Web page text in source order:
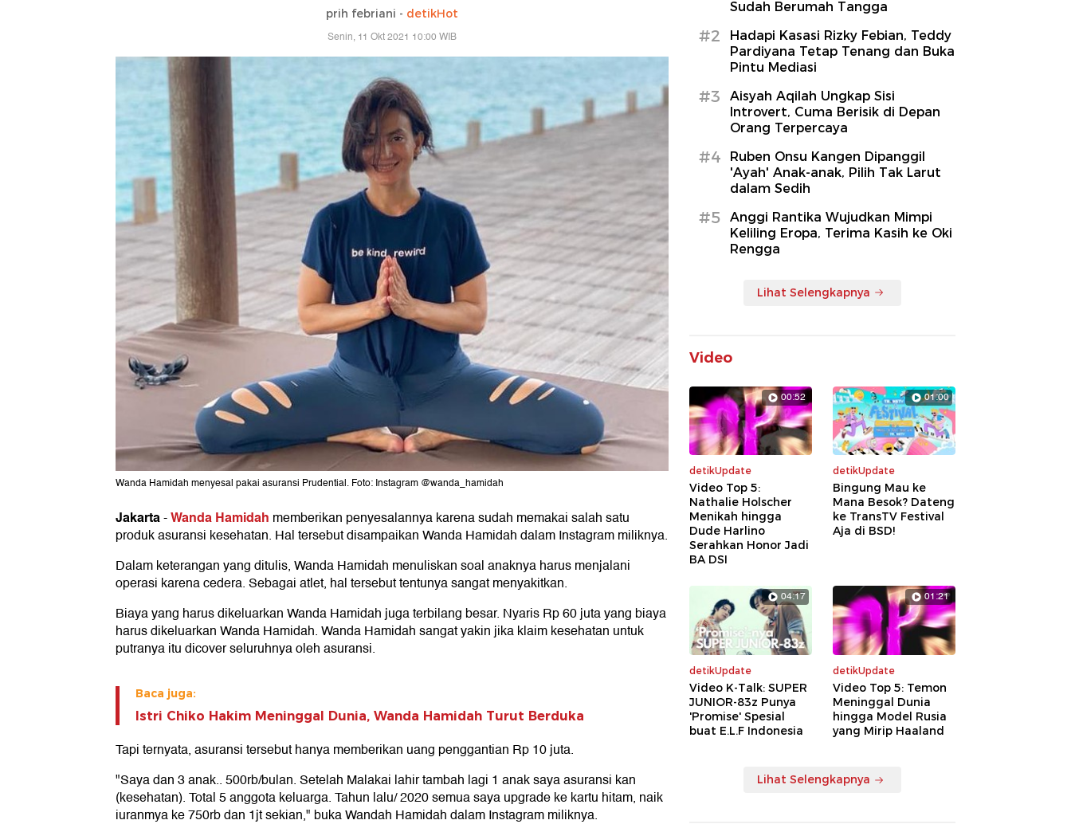
prih febriani - detikHot
Senin, 11 Okt 2021 10:00 WIB
Wanda Hamidah menyesal pakai asuransi Prudential. Foto: Instagram @wanda_hamidah
Jakarta-Wanda Hamidah memberikan penyesalannya karena sudah memakai salah satu
produk asuransi kesehatan. Hal tersebut disampaikan Wanda Hamidah dalam Instagram miliknya.
Dalam keterangan yang ditulis, Wanda Hamidah menuliskan soal anaknya harus menjalani
operasi karena cedera. Sebagai atlet, hal tersebut tentunya sangat menyakitkan.
Biaya yang harus dikeluarkan Wanda Hamidah juga terbilang besar. Nyaris Rp 60 juta yang biaya
harus dikeluarkan Wanda Hamidah. Wanda Hamidah sangat yakin jika klaim kesehatan untuk
putranya itu dicover seluruhnya oleh asuransi.
Baca juga:
Istri Chiko Hakim Meninggal Dunia, Wanda Hamidah Turut Berduka
Tapi ternyata, asuransi tersebut hanya memberikan uang penggantian Rp 10 juta.
"Saya dan 3 anak.. 500rb/bulan. Setelah Malakai lahir tambah lagi 1 anak saya asuransi kan
(kesehatan). Total 5 anggota keluarga. Tahun lalu/ 2020 semua saya upgrade ke kartu hitam, naik
iuranmya ke 750rb dan 1jt sekian," buka Wandah Hamidah dalam Instagram miliknya.
Sudah Berumah Tangga
#2
Hadapi Kasasi Rizky Febian, Teddy
Pardiyana Tetap Tenang dan Buka
Pintu Mediasi
#3
Aisyah Aqilah Ungkap Sisi
Introvert, Cuma Berisik di Depan
Orang Terpercaya
#4
Ruben Onsu Kangen Dipanggil
'Ayah' Anak-anak, Pilih Tak Larut
dalam Sedih
#5
Anggi Rantika Wujudkan Mimpi
Keliling Eropa, Terima Kasih ke Oki
Rengga
Lihat Selengkapnya
Video
00:52
detikUpdate
Video Top 5:
Nathalie Holscher
Menikah hingga
Dude Harlino
Serahkan Honor Jadi
BA DSI
01:00
detikUpdate
Bingung Mau ke
Mana Besok? Dateng
ke TransTV Festival
Aja di BSD!
04:17
detikUpdate
Video K-Talk: SUPER
JUNIOR-83z Punya
'Promise' Spesial
buat E.L.F Indonesia
01:21
detikUpdate
Video Top 5: Temon
Meninggal Dunia
hingga Model Rusia
yang Mirip Haaland
Lihat Selengkapnya